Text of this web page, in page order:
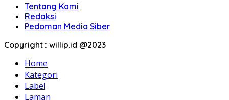
Tentang Kami
Redaksi
Pedoman Media Siber
Copyright : willip.id @2023
Home
Kategori
Label
Laman